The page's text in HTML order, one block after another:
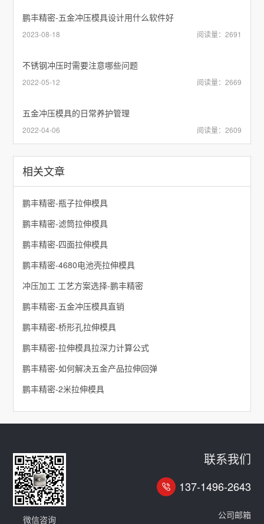
鹏丰精密-五金冲压模具设计用什么软件好
2023-08-18 阅读量：2691
不锈钢冲压时需要注意哪些问题
2022-05-12 阅读量：2669
五金冲压模具的日常养护管理
2022-04-06 阅读量：2609
相关文章
鹏丰精密-瓶子拉伸模具
鹏丰精密-滤筒拉伸模具
鹏丰精密-四面拉伸模具
鹏丰精密-4680电池壳拉伸模具
冲压加工 工艺方案选择-鹏丰精密
鹏丰精密-五金冲压模具直销
鹏丰精密-桥形孔拉伸模具
鹏丰精密-拉伸模具拉深力计算公式
鹏丰精密-如何解决五金产品拉伸回弹
鹏丰精密-2米拉伸模具
微信咨询
联系我们
137-1496-2643
公司邮箱